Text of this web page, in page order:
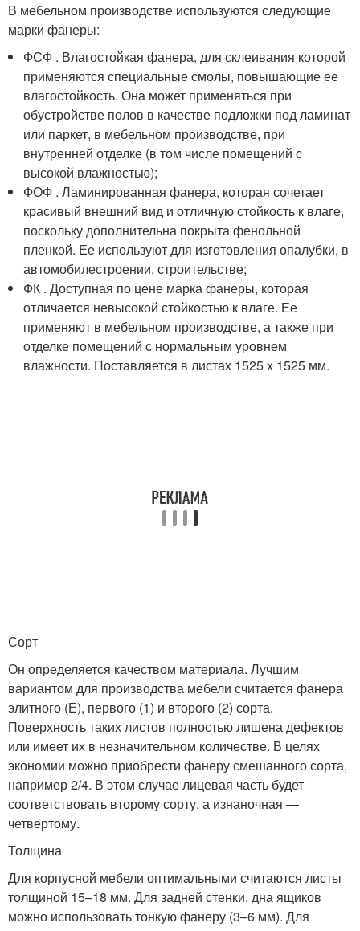
В мебельном производстве используются следующие
марки фанеры:
ФСФ . Влагостойкая фанера, для склеивания которой
применяются специальные смолы, повышающие ее
влагостойкость. Она может применяться при
обустройстве полов в качестве подложки под ламинат
или паркет, в мебельном производстве, при
внутренней отделке (в том числе помещений с
высокой влажностью);
ФОФ . Ламинированная фанера, которая сочетает
красивый внешний вид и отличную стойкость к влаге,
поскольку дополнительна покрыта фенольной
пленкой. Ее используют для изготовления опалубки, в
автомобилестроении, строительстве;
ФК . Доступная по цене марка фанеры, которая
отличается невысокой стойкостью к влаге. Ее
применяют в мебельном производстве, а также при
отделке помещений с нормальным уровнем
влажности. Поставляется в листах 1525 x 1525 мм.
Сорт
Он определяется качеством материала. Лучшим
вариантом для производства мебели считается фанера
элитного (Е), первого (1) и второго (2) сорта.
Поверхность таких листов полностью лишена дефектов
или имеет их в незначительном количестве. В целях
экономии можно приобрести фанеру смешанного сорта,
например 2/4. В этом случае лицевая часть будет
соответствовать второму сорту, а изнаночная —
четвертому.
Толщина
Для корпусной мебели оптимальными считаются листы
толщиной 15–18 мм. Для задней стенки, дна ящиков
можно использовать тонкую фанеру (3–6 мм). Для